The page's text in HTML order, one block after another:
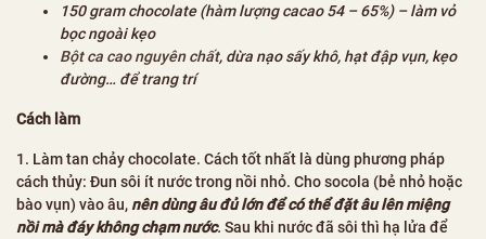
150 gram chocolate (hàm lượng cacao 54 – 65%) – làm vỏ
bọc ngoài kẹo
Bột ca cao nguyên chất, dừa nạo sấy khô, hạt đập vụn, kẹo
đường… để trang trí
Cách làm
1. Làm tan chảy chocolate. Cách tốt nhất là dùng phương pháp
cách thủy: Đun sôi ít nước trong nồi nhỏ. Cho socola (bẻ nhỏ hoặc
bào vụn) vào âu, nên dùng âu đủ lớn để có thể đặt âu lên miệng
nồi mà đáy không chạm nước. Sau khi nước đã sôi thì hạ lửa để